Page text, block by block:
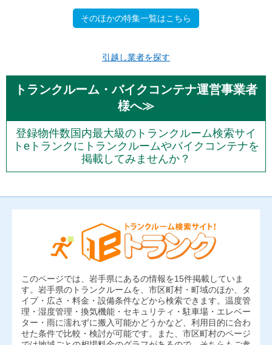
そのほかの特集一覧はこちら
引越し業者を探す
トランクルーム・バイクコンテナ運営事業者
様へ≫
登録物件数国内最大級のトランクルーム検索サイ
トeトランクにトランクルームやバイクコンテナを
掲載してみませんか？
このページでは、岩手県にあるの情報を15件掲載していま
す。岩手県のトランクルームを、市区町村・町域のほか、タ
イプ・広さ・料金・設備条件などから検索できます。温度管
理・湿度管理・換気機能・セキュリティ・駐車場・エレベー
ター・雨に濡れずに搬入可能かどうかなど、利用目的に合わ
せた条件で比較・検討が可能です。また、市区町村のページ